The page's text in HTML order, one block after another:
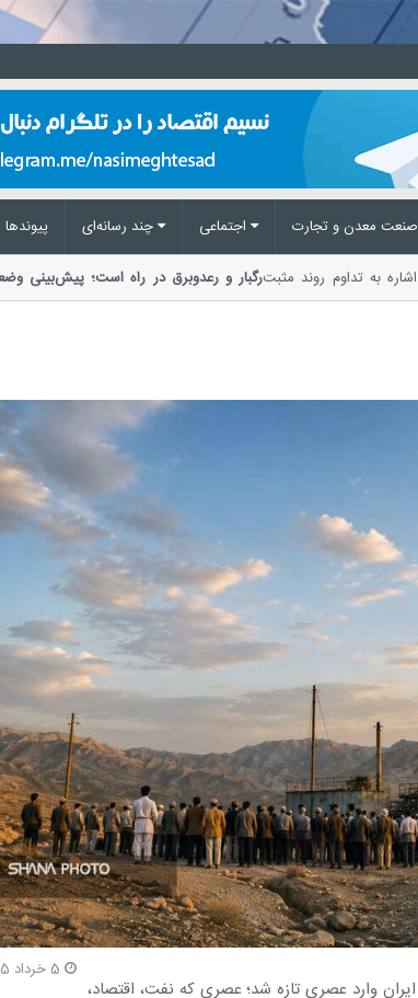
پیوند‌ها
رگبار و رعدوبرق در راه است؛
مدیریت بحران مخاطرات وضع هوا از
با اشاره به تداوم روند مثبت
که ایران وارد عصری تازه‌ شد؛ عصری که نفت، اقتصاد،